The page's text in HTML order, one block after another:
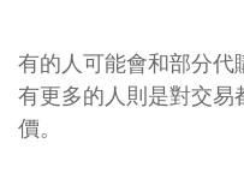
有的人可能會和部分代
有更多的人則是對交
價。